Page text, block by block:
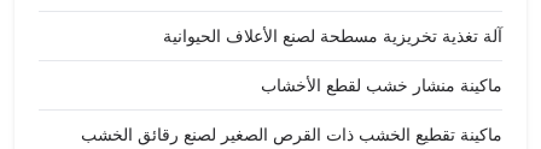
آلة تغذية تخريزية مسطحة لصنع الأعلاف الحيوانية
ماكينة منشار خشب لقطع الأخشاب
ماكينة تقطيع الخشب ذات القرص الصغير لصنع رقائق الخشب